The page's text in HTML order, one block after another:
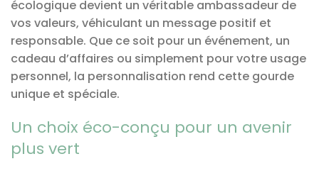
écologique devient un véritable ambassadeur de
vos valeurs, véhiculant un message positif et
responsable. Que ce soit pour un événement, un
cadeau d’affaires ou simplement pour votre usage
personnel, la personnalisation rend cette gourde
unique et spéciale.
Un choix éco-conçu pour un avenir
plus vert